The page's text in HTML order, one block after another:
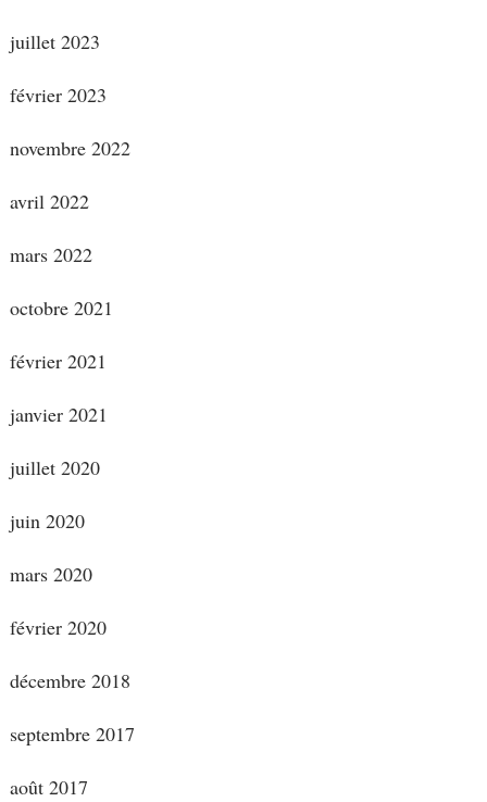
juillet 2023
février 2023
novembre 2022
avril 2022
mars 2022
octobre 2021
février 2021
janvier 2021
juillet 2020
juin 2020
mars 2020
février 2020
décembre 2018
septembre 2017
août 2017